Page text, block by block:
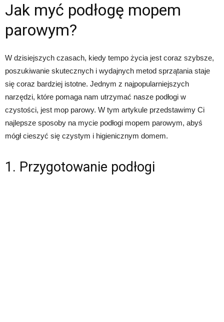
Jak myć podłogę mopem
parowym?
W dzisiejszych czasach, kiedy tempo życia jest coraz szybsze,
poszukiwanie skutecznych i wydajnych metod sprzątania staje
się coraz bardziej istotne. Jednym z najpopularniejszych
narzędzi, które pomaga nam utrzymać nasze podłogi w
czystości, jest mop parowy. W tym artykule przedstawimy Ci
najlepsze sposoby na mycie podłogi mopem parowym, abyś
mógł cieszyć się czystym i higienicznym domem.
1. Przygotowanie podłogi